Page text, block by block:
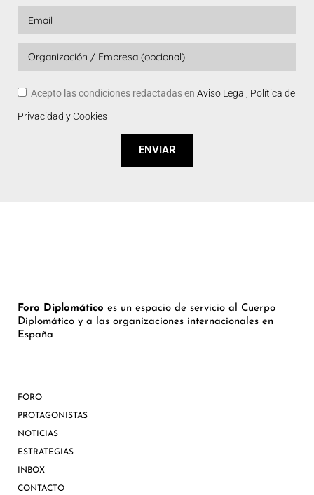
Acepto las condiciones redactadas en Aviso Legal, Política de
Privacidad y Cookies
ENVIAR
Foro Diplomático es un espacio de servicio al Cuerpo
Diplomático y a las organizaciones internacionales en
España
FORO
PROTAGONISTAS
NOTICIAS
ESTRATEGIAS
INBOX
CONTACTO